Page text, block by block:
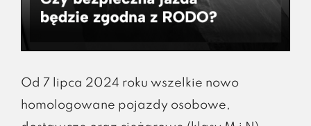
Od 7 lipca 2024 roku wszelkie nowo
homologowane pojazdy osobowe,